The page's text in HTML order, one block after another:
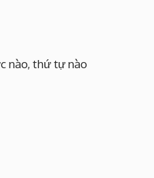
nào, thứ tự nào